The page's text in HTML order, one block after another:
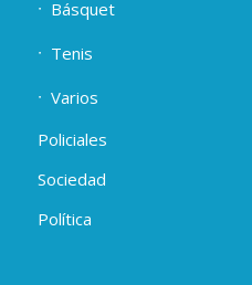
Básquet
Tenis
Varios
Policiales
Sociedad
Política